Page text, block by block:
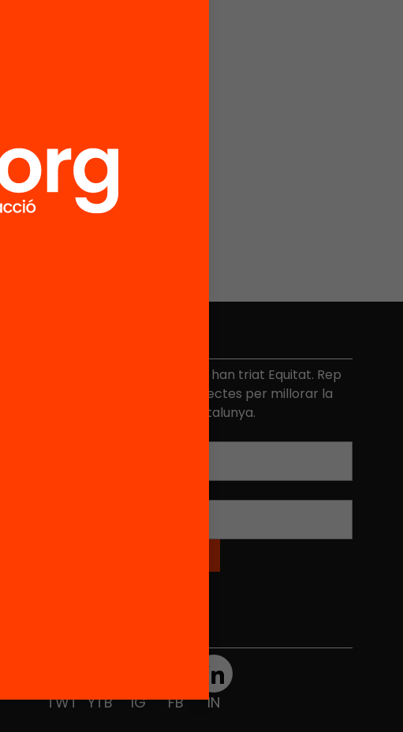
Més de 40.000 persones ja han triat Equitat. Rep
iniciatives, propostes i projectes per millorar la
qualitat de l'educació a Catalunya.
TWT YTB IG FB IN